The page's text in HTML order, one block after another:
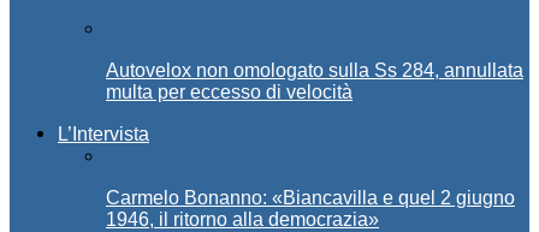
Autovelox non omologato sulla Ss 284, annullata
multa per eccesso di velocità
L’Intervista
Carmelo Bonanno: «Biancavilla e quel 2 giugno
1946, il ritorno alla democrazia»